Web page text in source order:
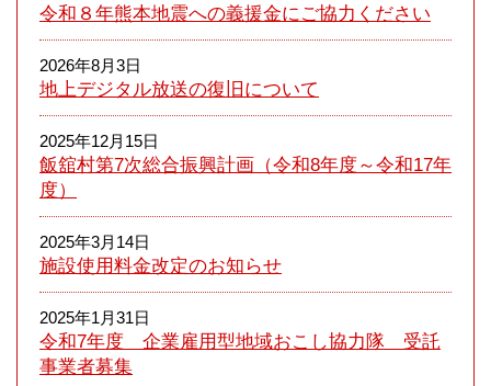
令和８年熊本​地震への義援金にご協力ください
2026年8月3日
地上デジタル放送の復旧について
2025年12月15日
飯舘村第7次総合振興計画（令和8年度～令和17年
度）
2025年3月14日
施設使用料金改定のお知らせ
2025年1月31日
令和7年度 企業雇用型地域おこし協力隊 受託
事業者募集